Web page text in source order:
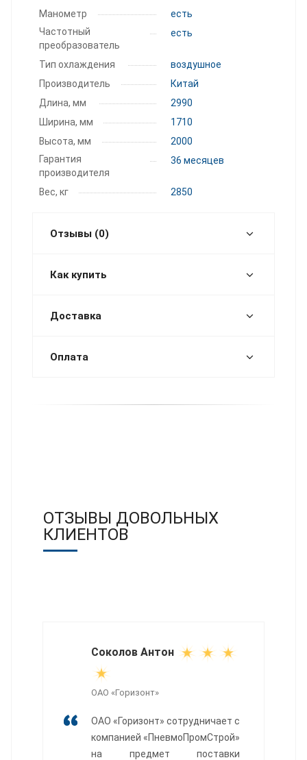
Манометр
есть
Частотный
преобразователь
есть
Тип охлаждения
воздушное
Производитель
Китай
Длина, мм
2990
Ширина, мм
1710
Высота, мм
2000
Гарантия
производителя
36 месяцев
Вес, кг 2850
Отзывы (0)
Как купить
Доставка
Оплата
ОТЗЫВЫ ДОВОЛЬНЫХ
КЛИЕНТОВ
Соколов Антон
ОАО «Горизонт»
ОАО «Горизонт» сотрудничает с
компанией «ПневмоПромСтрой»
на предмет поставки